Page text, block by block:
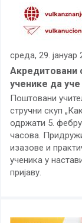
среда, 29. јануар
Акредитовани
ученике да
Поштовани
стручни скуп
одржати 5.
часова.
изазове и
ученика у
пријаву.